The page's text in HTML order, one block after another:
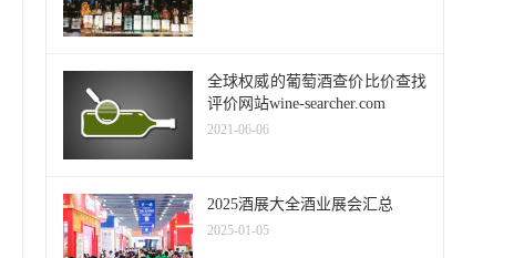
全球权威的葡萄酒查价比价查找
评价网站wine-searcher.com
2021-06-06
2025酒展大全酒业展会汇总
2025-01-05